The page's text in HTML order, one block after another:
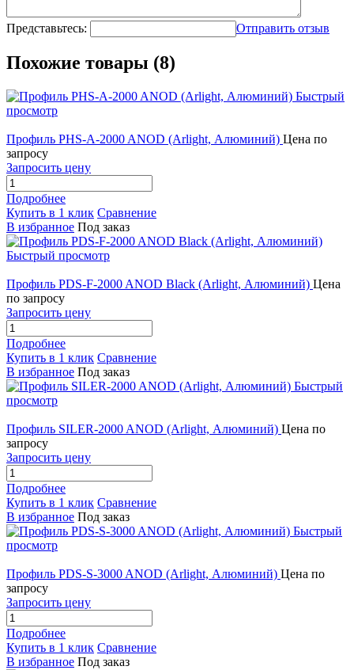
Представьтесь: Отправить отзыв
Похожие товары (8)
Быстрый
просмотр
Профиль PHS-A-2000 ANOD (Arlight, Алюминий) Цена по
запросу
Запросить цену
Подробнее
Купить в 1 клик Сравнение
В избранное Под заказ
Быстрый просмотр
Профиль PDS-F-2000 ANOD Black (Arlight, Алюминий) Цена
по запросу
Запросить цену
Подробнее
Купить в 1 клик Сравнение
В избранное Под заказ
Быстрый
просмотр
Профиль SILER-2000 ANOD (Arlight, Алюминий) Цена по
запросу
Запросить цену
Подробнее
Купить в 1 клик Сравнение
В избранное Под заказ
Быстрый
просмотр
Профиль PDS-S-3000 ANOD (Arlight, Алюминий) Цена по
запросу
Запросить цену
Подробнее
Купить в 1 клик Сравнение
В избранное Под заказ